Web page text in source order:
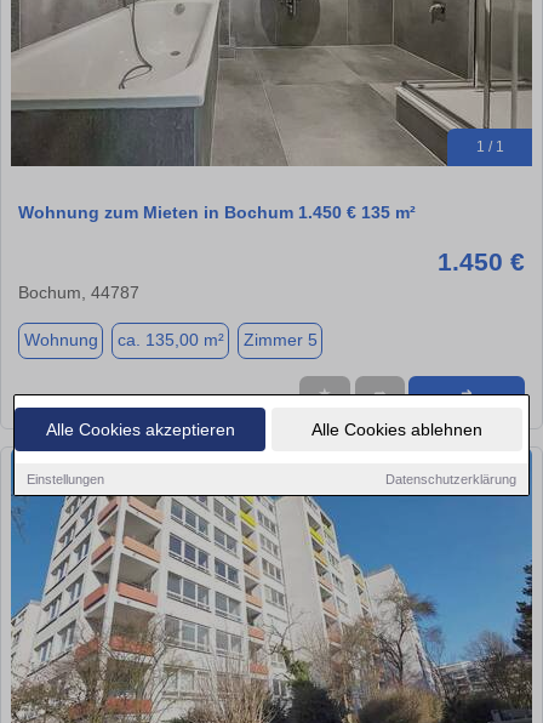
Alle Cookies akzeptieren Alle Cookies ablehnen
Einstellungen Datenschutzerklärung
1 / 1
Wohnung zum Mieten in Bochum 1.450 € 135 m²
1.450 €
Bochum, 44787
Wohnung ca. 135,00 m² Zimmer 5
★ ➦ ➜